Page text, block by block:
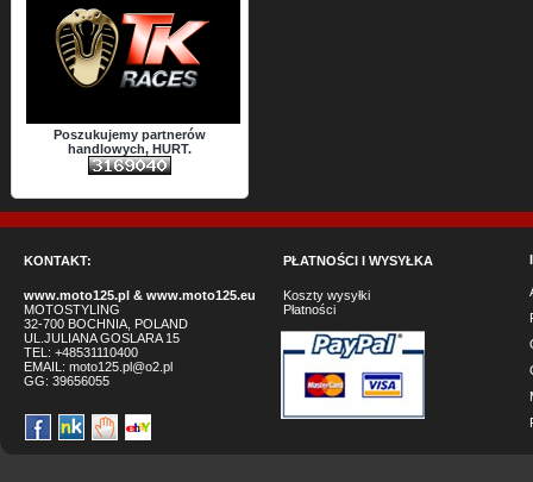
Poszukujemy partnerów
handlowych, HURT.
KONTAKT:
www.moto125.pl & www.moto125.eu
MOTOSTYLING
32-700 BOCHNIA, POLAND
UL.JULIANA GOSLARA 15
TEL: +48531110400
EMAIL: moto125.pl@o2.pl
GG: 39656055
PŁATNOŚCI I WYSYŁKA
Koszty wysyłki
Płatności